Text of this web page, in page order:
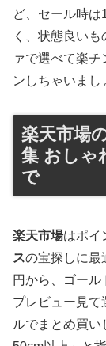
ど、セール時
く、状態良い
ァで選べて楽
ンしちゃいまし
楽天市場
集 おしゃ
で
楽天市場はポイ
スの宝探しに最
円から、ゴー
プレビュー見て
ルでまとめ買